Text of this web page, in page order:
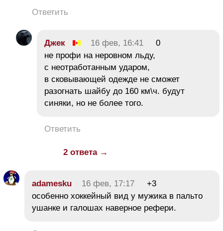
Ответить
Джек 16 фев, 16:41
0
не профи на неровном льду,
с неотработанным ударом,
в сковывающей одежде не сможет
разогнать шайбу до 160 км\ч. будут
синяки, но не более того.
Ответить
2 ответа →
adamesku 16 фев, 17:17
+3
особенно хоккейный вид у мужика в пальто
ушанке и галошах наверное рефери.